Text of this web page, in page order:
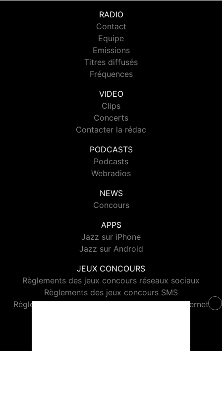
RADIO
Contact
Equipe
Emissions
Titres diffusés
Fréquences
VIDEO
Clips
Concerts
Contacter la rédac
PODCASTS
Podcasts
Webradios
NEWS
Concours
APPS
Jazz sur iPhone
Jazz sur Android
JEUX CONCOURS
Règlements des jeux concours réseaux sociaux
Règlements des jeux concours SMS
Règlements des jeux concours téléphone et internet